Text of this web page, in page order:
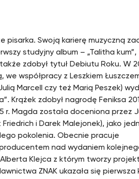
Swoją karierę muzyczną
studyjny album – „Talitha kum”,
zdobył tytuł Debiutu Roku. W
współpracy z Leszkiem
Marcell czy też Marią Peszek)
Krążek zdobył nagrodę Feniksa
r. Magda została doceniona przez
Friedrich i Darek Malejonek), jako
pokolenia. Obecnie pracuje
nad wydaniem
Klejca z którym tworzy projekt
ZNAK ukazała się pierwsza